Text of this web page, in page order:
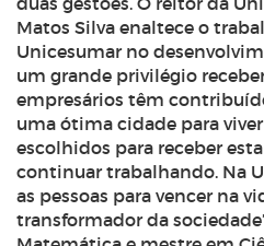
Matos Silva enaltece o
Unicesumar no
um grande privilégio
empresários têm
uma ótima cidade para
escolhidos para receber
continuar trabalhando. Na
as pessoas para vencer na
transformador da